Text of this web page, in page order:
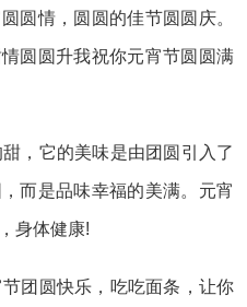
圆情，圆圆的佳节圆圆庆。
圆圆升我祝你元宵节圆圆满
，它的美味是由团圆引入了
而是品味幸福的美满。元宵
身体健康!
团圆快乐，吃吃面条，让你